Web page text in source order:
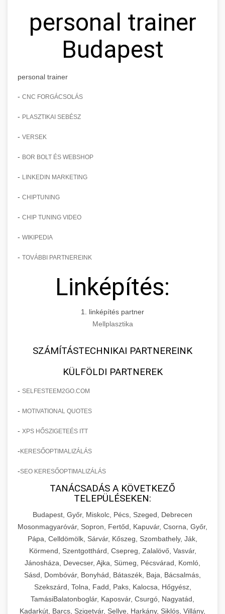
personal trainer
Budapest
personal trainer
- CNC FORGÁCSOLÁS
- PLASZTIKAI SEBÉSZ
- VERSEK
- BOR BOLT ÉS WEBSHOP
- LINKEDIN MARKETING
- CHIPTUNING
- CHIP TUNING VIDEO
- WIKIPEDIA
- TOVÁBBI PARTNEREINK
Linképítés:
1. linképítés partner
Mellplasztika
SZÁMÍTÁSTECHNIKAI PARTNEREINK
KÜLFÖLDI PARTNEREK
- SELFESTEEM2GO.COM
- MOTIVATIONAL QUOTES
- XPS HŐSZIGETEÉS ITT
- KERESŐOPTIMALIZÁLÁS
-SEO KERESŐOPTIMALIZÁLÁS
TANÁCSADÁS A KÖVETKEZŐ
TELEPÜLÉSEKEN:
Budapest, Győr, Miskolc, Pécs, Szeged, Debrecen
Mosonmagyaróvár, Sopron, Fertőd, Kapuvár, Csorna, Győr,
Pápa, Celldömölk, Sárvár, Kőszeg, Szombathely, Ják,
Körmend, Szentgotthárd, Csepreg, Zalalövő, Vasvár,
Jánosháza, Devecser, Ajka, Sümeg, Pécsvárad, Komló,
Sásd, Dombóvár, Bonyhád, Bátaszék, Baja, Bácsalmás,
Szekszárd, Tolna, Fadd, Paks, Kalocsa, Hőgyész,
TamásiBalatonboglár, Kaposvár, Csurgó, Nagyatád,
Kadarkút, Barcs, Szigetvár, Sellye, Harkány, Siklós, Villány,